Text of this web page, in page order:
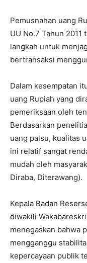
Pemusnahan uang
UU No.7 Tahun
langkah untuk
bertransaksi
Dalam kesempatan
uang Rupiah yang
pemeriksaan oleh
Berdasarkan
uang palsu, kualitas
ini relatif sangat
mudah oleh
Diraba, Diterawang).
Kepala Badan
diwakili
menegaskan bahwa
mengganggu
kepercayaan publik